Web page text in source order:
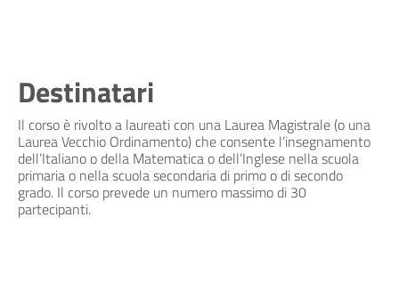
Destinatari
Il corso è rivolto a laureati con una Laurea Magistrale (o una
Laurea Vecchio Ordinamento) che consente l’insegnamento
dell’Italiano o della Matematica o dell’Inglese nella scuola
primaria o nella scuola secondaria di primo o di secondo
grado. Il corso prevede un numero massimo di 30
partecipanti.